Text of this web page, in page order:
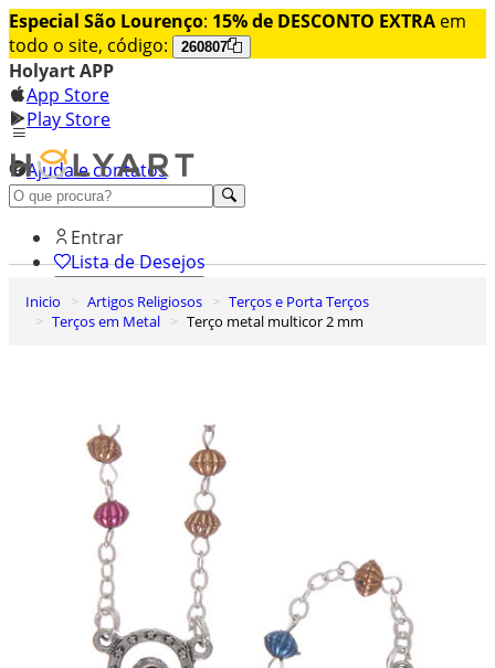
Especial São Lourenço: 15% de DESCONTO EXTRA em
todo o site, código:
260807
Holyart APP
App Store
Play Store
Ajuda e contatos
Conheça premium
Entrar
Lista de Desejos
0
Carrinho de Compras
Inicio Artigos Religiosos
Terços e Porta Terços
Terços em Metal
Terço metal multicor 2 mm